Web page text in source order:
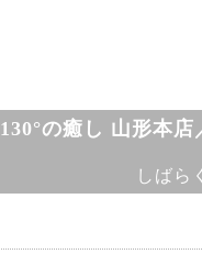
130°の癒し 山形本
しばら